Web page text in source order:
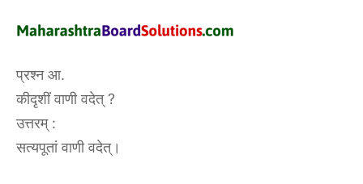
प्रश्न आ.
कीदृशीं वाणी वदेत् ?
उत्तरम् :
सत्यपूतां वाणी वदेत्।